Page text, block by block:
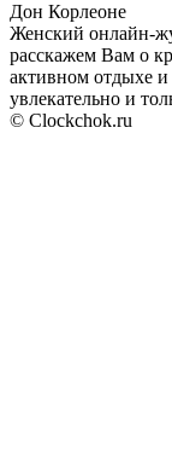
Дон Корлеоне
Женский онлайн-
расскажем Вам о
активном отдыхе и
увлекательно и
© Clockchok.ru